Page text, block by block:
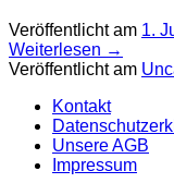
Veröffentlicht am 1.
Weiterlesen →
Veröffentlicht am
Kontakt
Unsere AGB
Impressum